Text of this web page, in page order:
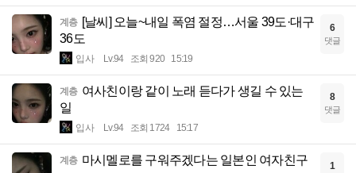
계층 [날씨] 오늘~내일 폭염 절정…서울 39도·대구
36도
입사 Lv.94 조회 920 15:19
6
댓글
계층 여사친이랑 같이 노래 듣다가 생길 수 있는
일
입사 Lv.94 조회 1724 15:17
8
댓글
계층 마시멜로를 구워주겠다는 일본인 여자친구 1